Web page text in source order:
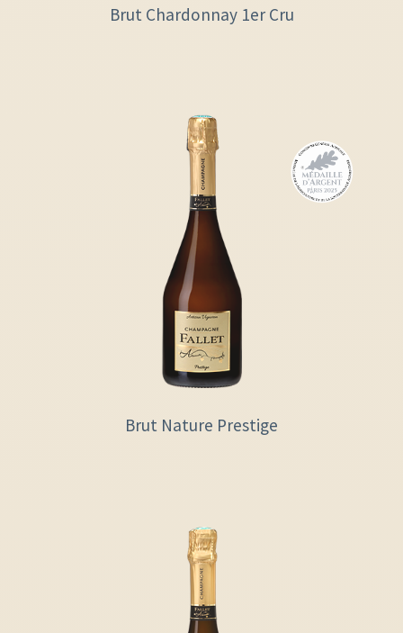
Brut Chardonnay 1er Cru
Brut Nature Prestige